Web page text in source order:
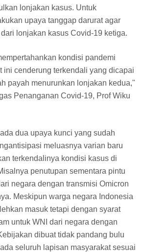
lonjakan kasus. Untuk
upaya tanggap darurat agar
lonjakan kasus Covid-19 ketiga.
kondisi pandemi
ini cenderung terkendali yang dicapai
payah menurunkan lonjakan kedua,"
Penanganan Covid-19, Prof Wiku
dua upaya kunci yang sudah
meluasnya varian baru
terkendalinya kondisi kasus di
penutupan sementara pintu
negara dengan transmisi Omicron
Meskipun warga negara Indonesia
masuk tetapi dengan syarat
untuk WNI dari negara dengan
dibuat tidak pandang bulu
seluruh lapisan masyarakat sesuai